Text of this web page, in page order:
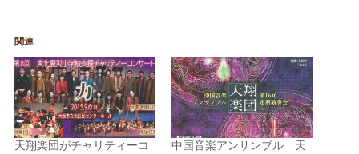
関連
天翔楽団がチャリティーコ
中国音楽アンサンブル 天